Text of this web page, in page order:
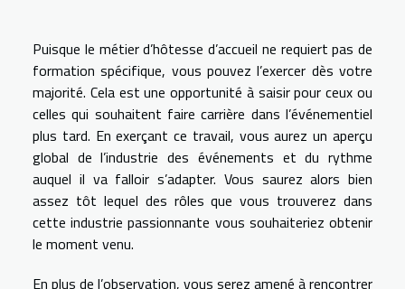
Puisque le métier d’hôtesse d’accueil ne requiert pas de
formation spécifique, vous pouvez l’exercer dès votre
majorité. Cela est une opportunité à saisir pour ceux ou
celles qui souhaitent faire carrière dans l’événementiel
plus tard. En exerçant ce travail, vous aurez un aperçu
global de l’industrie des événements et du rythme
auquel il va falloir s’adapter. Vous saurez alors bien
assez tôt lequel des rôles que vous trouverez dans
cette industrie passionnante vous souhaiteriez obtenir
le moment venu.
En plus de l’observation, vous serez amené à rencontrer